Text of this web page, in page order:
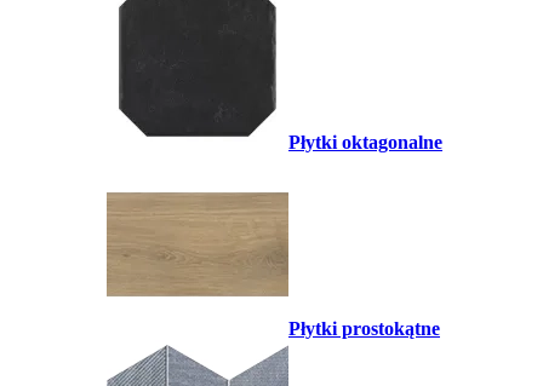
Płytki oktagonalne
Płytki prostokątne